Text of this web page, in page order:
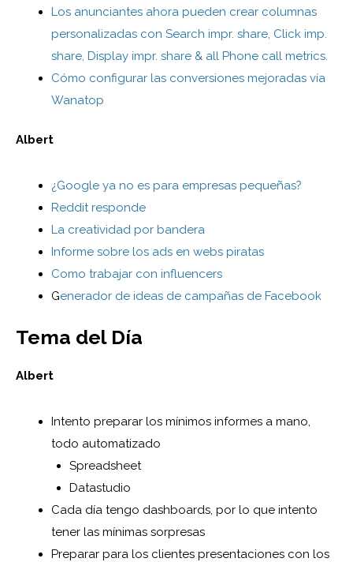
Los anunciantes ahora pueden crear columnas
personalizadas con Search impr. share, Click imp.
share, Display impr. share & all Phone call metrics.
Cómo configurar las conversiones mejoradas vía
Wanatop
Albert
¿Google ya no es para empresas pequeñas?
Reddit responde
La creatividad por bandera
Informe sobre los ads en webs piratas
Como trabajar con influencers
Generador de ideas de campañas de Facebook
Tema del Día
Albert
Intento preparar los mínimos informes a mano,
todo automatizado
Spreadsheet
Datastudio
Cada día tengo dashboards, por lo que intento
tener las mínimas sorpresas
Preparar para los clientes presentaciones con los